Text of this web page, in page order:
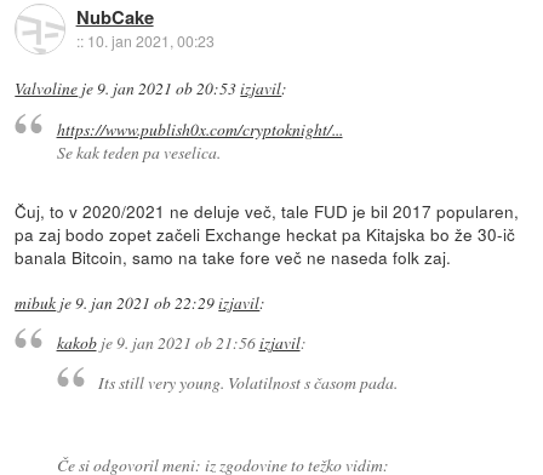
NubCake
:: 10. jan 2021, 00:23
Valvoline je9. jan 2021 ob 20:53izjavil:
https://www.publish0x.com/cryptoknight/...
Se kak teden pa veselica.
Čuj, to v 2020/2021 ne deluje več, tale FUD je bil 2017 popularen,
pa zaj bodo zopet začeli Exchange heckat pa Kitajska bo že 30-ič
banala Bitcoin, samo na take fore več ne naseda folk zaj.
mibuk je9. jan 2021 ob 22:29izjavil:
kakobje9. jan 2021 ob 21:56izjavil:
Its still very young. Volatilnost s časom pada.
Če si odgovoril meni: iz zgodovine to težko vidim: